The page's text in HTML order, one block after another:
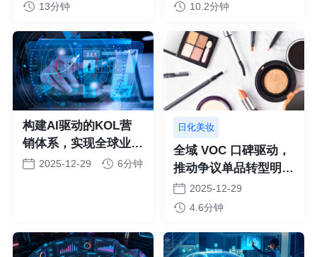
13分钟
10.2分钟
构建AI驱动的KOL营
销体系，实现全球业务
精准触达与效能提升
2025-12-29 6分钟
日化美妆
全域 VOC 口碑驱动，
推动争议单品转型明星
爆品2025-12-29
4.6分钟